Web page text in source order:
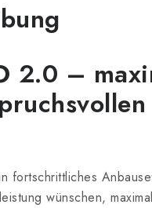
2.0 –
fortschrittliches
wünschen,